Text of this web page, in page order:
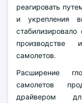
реагировать
и укрепления
производстве
самолетов.
Расширение
самолетов
драйвером